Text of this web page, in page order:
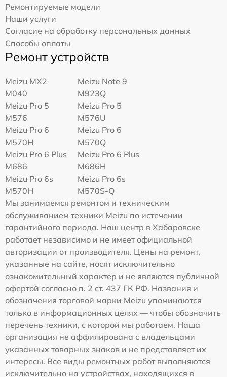
Ремонтируемые модели
Наши услуги
Согласие на обработку персональных данных
Способы оплаты
Ремонт устройств
Meizu MX2
M040
Meizu Note 9
M923Q
Meizu Pro 5
M576
Meizu Pro 5
M576U
Meizu Pro 6
M570H
Meizu Pro 6
M570Q
Meizu Pro 6 Plus
M686
Meizu Pro 6 Plus
M686H
Meizu Pro 6s
M570H
Meizu Pro 6s
M570S-Q
Мы занимаемся ремонтом и техническим
обслуживанием техники Meizu по истечении
гарантийного периода. Наш центр в Хабаровске
работает независимо и не имеет официальной
авторизации от производителя. Цены на ремонт,
указанные на сайте, носят исключительно
ознакомительный характер и не являются публичной
офертой согласно п. 2 ст. 437 ГК РФ. Названия и
обозначения торговой марки Meizu упоминаются
только в информационных целях — чтобы обозначить
перечень техники, с которой мы работаем. Наша
организация не аффилирована с владельцами
указанных товарных знаков и не представляет их
интересы. Все виды ремонтных работ выполняются
исключительно на устройствах, находящихся в